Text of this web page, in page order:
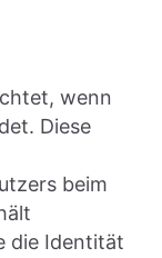
wenn
Diese
beim
die Identität